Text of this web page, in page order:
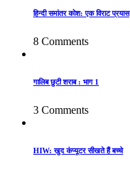
हिन्दी समांतर कोश: एक विराट प्रयास
8 Comments
गालिब छुटी शराब : भाग 1
3 Comments
HIW: खुद कंप्यूटर सीखते हैं बच्चे